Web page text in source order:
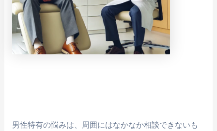
男性特有の悩みは、周囲にはなかなか相談できないも